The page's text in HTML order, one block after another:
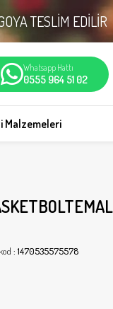
TESLİM EDİLİR
Whatsapp Hattı
0555 964 51 02
Malzemeleri
: 1470535575578